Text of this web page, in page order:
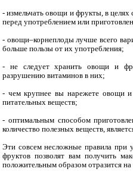
- измельчать овощи и фрукты, в целях
перед употреблением или
- овощи–корнеплоды лучше всего
больше пользы от их употребления;
- не следует хранить овощи и
разрушению витаминов в них;
- чем крупнее вы нарежете овощи
питательных веществ;
- оптимальным способом
количество полезных веществ,
Эти совсем несложные правила при
фруктов позволят вам получить
положительным образом отразится